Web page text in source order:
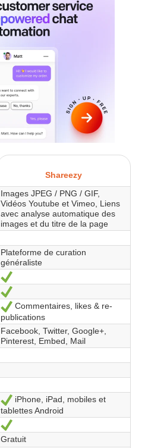
Shareezy
Images JPEG / PNG / GIF,
Vidéos Youtube et Vimeo, Liens
avec analyse automatique des
images et du titre de la page
Plateforme de curation
généraliste
Sí
Sí
Commentaires, likes & re-
publications
Facebook, Twitter, Google+,
Pinterest, Embed, Mail
Sí
iPhone, iPad, mobiles et
tablettes Android
Sí
Gratuit